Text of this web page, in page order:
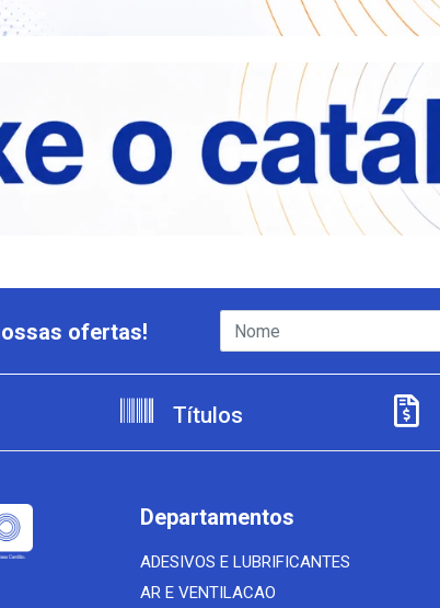
ofertas!
Títulos
Departamentos
ADESIVOS E LUBRIFICANTES
AR E VENTILACAO